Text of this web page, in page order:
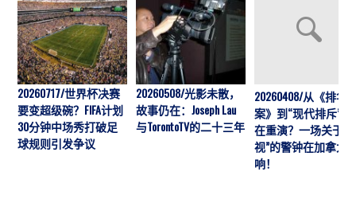
20260717/世界杯决赛
要变超级碗？FIFA计划
30分钟中场秀打破足
球规则引发争议
20260508/光影未散，
故事仍在：Joseph Lau
与TorontoTV的二十三年
20260408/从《排华
案》到“现代排斥”历
在重演？一场关于“
视”的警钟在加拿大
响！